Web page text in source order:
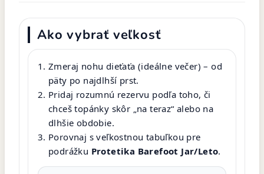
Ako vybrať veľkosť
Zmeraj nohu dieťaťa (ideálne večer) – od
päty po najdlhší prst.
Pridaj rozumnú rezervu podľa toho, či
chceš topánky skôr „na teraz“ alebo na
dlhšie obdobie.
Porovnaj s veľkostnou tabuľkou pre
podrážku Protetika Barefoot Jar/Leto.